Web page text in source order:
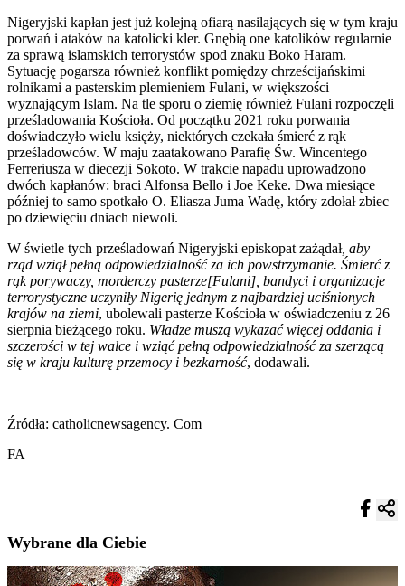
Nigeryjski kapłan jest już kolejną ofiarą nasilających się w tym kraju
porwań i ataków na katolicki kler. Gnębią one katolików regularnie
za sprawą islamskich terrorystów spod znaku Boko Haram.
Sytuację pogarsza również konflikt pomiędzy chrześcijańskimi
rolnikami a pasterskim plemieniem Fulani, w większości
wyznającym Islam. Na tle sporu o ziemię również Fulani rozpoczęli
prześladowania Kościoła. Od początku 2021 roku porwania
doświadczyło wielu księży, niektórych czekała śmierć z rąk
prześladowców. W maju zaatakowano Parafię Św. Wincentego
Ferreriusza w diecezji Sokoto. W trakcie napadu uprowadzono
dwóch kapłanów: braci Alfonsa Bello i Joe Keke. Dwa miesiące
później to samo spotkało O. Eliasza Juma Wadę, który zdołał zbiec
po dziewięciu dniach niewoli.
W świetle tych prześladowań Nigeryjski episkopat zażądał, aby
rząd wziął pełną odpowiedzialność za ich powstrzymanie. Śmierć z
rąk porywaczy, morderczy pasterze[Fulani], bandyci i organizacje
terrorystyczne uczyniły Nigerię jednym z najbardziej uciśnionych
krajów na ziemi, ubolewali pasterze Kościoła w oświadczeniu z 26
sierpnia bieżącego roku. Władze muszą wykazać więcej oddania i
szczerości w tej walce i wziąć pełną odpowiedzialność za szerzącą
się w kraju kulturę przemocy i bezkarność, dodawali.
Źródła: catholicnewsagency. Com
FA
Wybrane dla Ciebie